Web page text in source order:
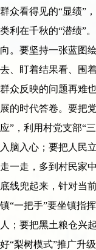
群众看得见的“显绩”
类利在千秋的“潜绩”
向。要坚持一张蓝图
去、盯着结果看、围
群众反映的问题再难
展的时代答卷。要把
应”，利用村党支部“
入脑入心；要把人民
走一走，多到村民家
底线兜起来，针对当
镇“一把手”要坐镇指
人；要把黑土粮仓兴
好“梨树模式”推广升